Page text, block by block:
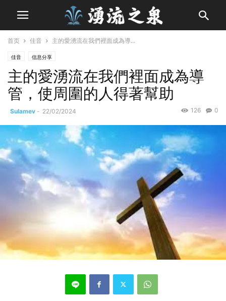
首页 佳音 主的愛湧流在我們裡面成為導...
佳音 信息分享
主的愛湧流在我們裡面成為導
管，使周圍的人得著幫助
Sulamev - 22/02/2024 0
126